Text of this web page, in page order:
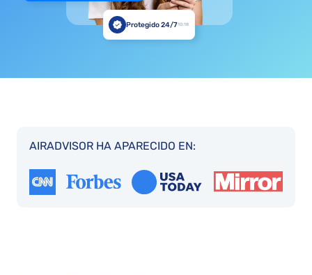
Protegido 24/710:18
AIRADVISOR HA APARECIDO EN: